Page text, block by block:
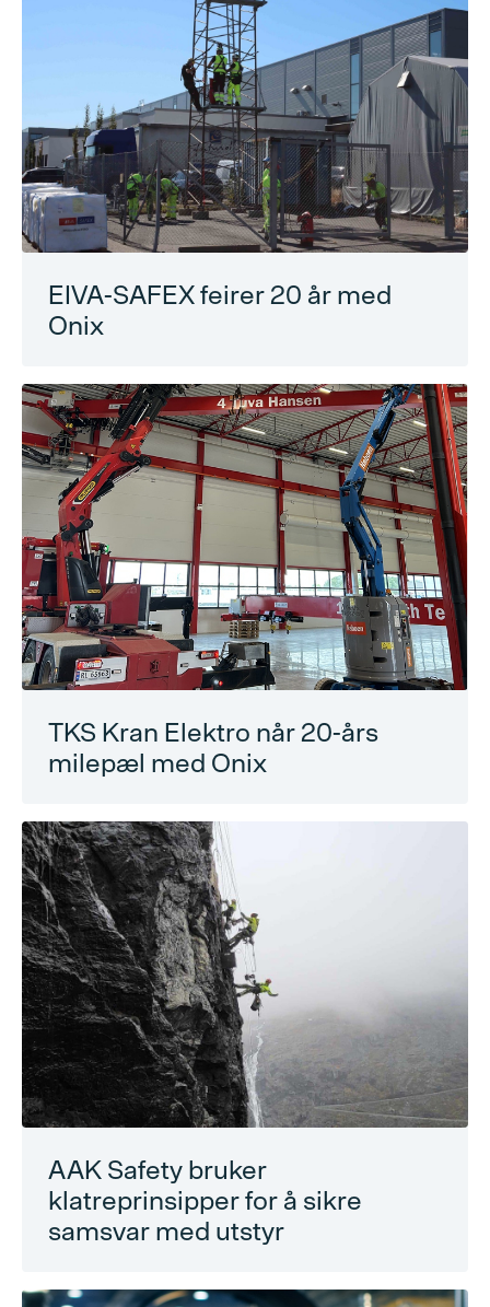
EIVA-SAFEX feirer 20 år med
Onix
TKS Kran Elektro når 20-års
milepæl med Onix
AAK Safety bruker
klatreprinsipper for å sikre
samsvar med utstyr